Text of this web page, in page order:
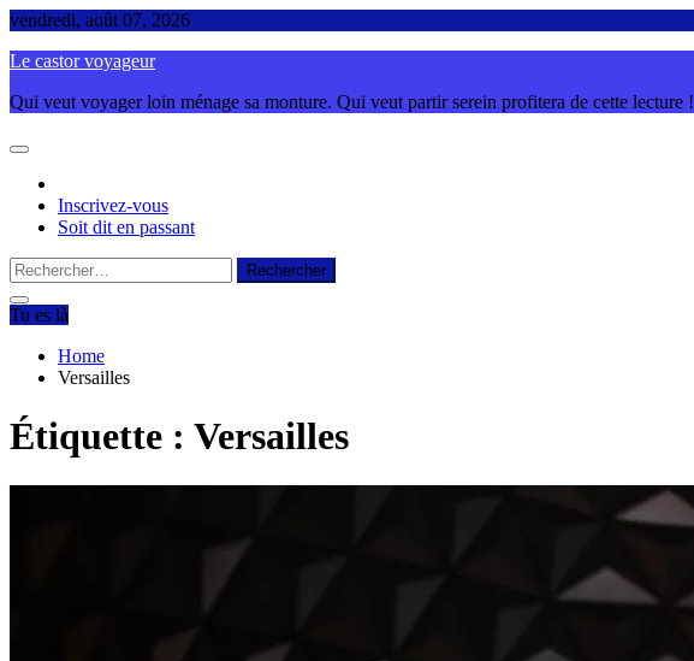
Skip
content
vendredi, août 07, 2026
Le castor voyageur
Qui veut voyager loin ménage sa monture. Qui veut partir serein profitera de cette lecture !
Inscrivez-vous
Soit dit en passant
Rechercher :
Tu es là
Home
Versailles
Étiquette : Versailles